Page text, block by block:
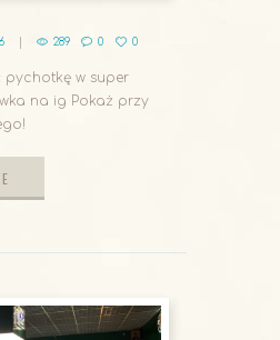
289 0 0
pychotkę w super
na ig Pokaż przy